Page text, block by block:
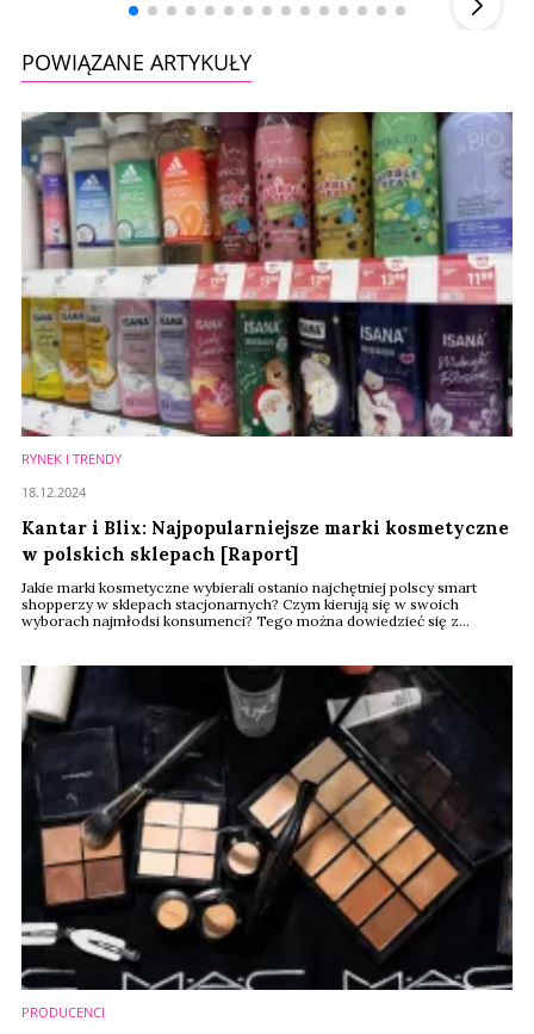
POWIĄZANE ARTYKUŁY
RYNEK I TRENDY
Kantar i Blix: Najpopularniejsze marki kosmetyczne
w polskich sklepach [Raport]
Jakie marki kosmetyczne wybierali ostanio najchętniej polscy smart
shopperzy w sklepach stacjonarnych? Czym kierują się w swoich
wyborach najmłodsi konsumenci? Tego można dowiedzieć się z
18.12.2024
PRODUCENCI